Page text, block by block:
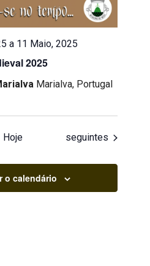
2025
a 11 Maio, 2025
Marialva, Portugal
Hoje Eventos
seguintes
o calendário